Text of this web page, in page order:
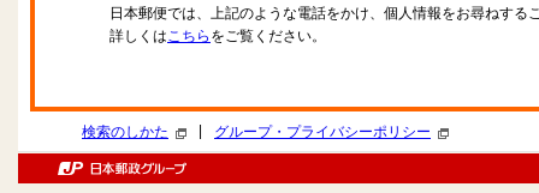
日本郵便では、上記のような電話をかけ、個人情報をお尋ねする
詳しくはこちら をご覧ください。
検索のしかた グループ・プライバシーポリシー